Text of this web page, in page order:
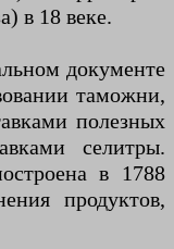
в 18 веке.
документе
таможни,
полезных
селитры.
в 1788
продуктов,